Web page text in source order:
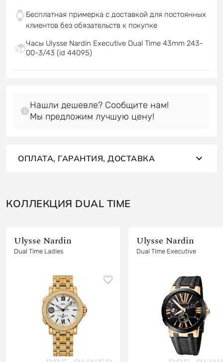
Бесплатная примерка с доставкой для постоянных
клиентов без обязательств к покупке
Часы Ulysse Nardin Executive Dual Time 43mm 243-
00-3/43 (id 44095)
Нашли дешевле? Сообщите нам!
Мы предложим лучшую цену!
ОПЛАТА, ГАРАНТИЯ, ДОСТАВКА
КОЛЛЕКЦИЯ DUAL TIME
Ulysse Nardin
Dual Time Ladies
Ulysse Nardin
Dual Time Executive